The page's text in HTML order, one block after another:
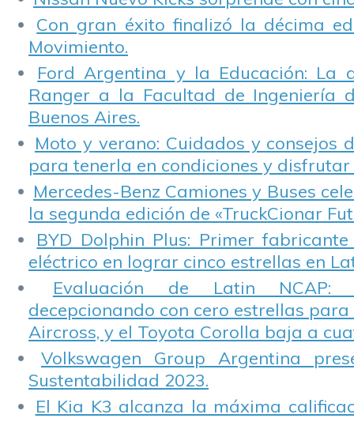
Con gran éxito finalizó la décima
Movimiento.
Ford Argentina y la Educación: La
Ranger a la Facultad de Ingeniería
Buenos Aires.
Moto y verano: Cuidados y consejos
para tenerla en condiciones y disfrutar
Mercedes-Benz Camiones y Buses
la segunda edición de «TruckCionar
BYD Dolphin Plus: Primer
eléctrico en lograr cinco estrellas en
Evaluación de Latin NCAP:
decepcionando con cero estrellas para
Aircross, y el Toyota Corolla baja a
Volkswagen Group Argentina
Sustentabilidad 2023.
El Kia K3 alcanza la máxima